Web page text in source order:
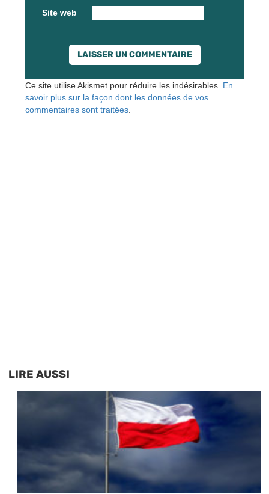
Site web
Ce site utilise Akismet pour réduire les indésirables. En
savoir plus sur la façon dont les données de vos
commentaires sont traitées
LIRE AUSSI